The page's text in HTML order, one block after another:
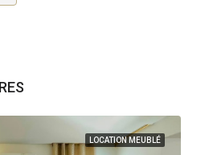
LOCATION MEUBLÉ